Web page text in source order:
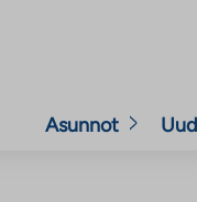
Asunnot